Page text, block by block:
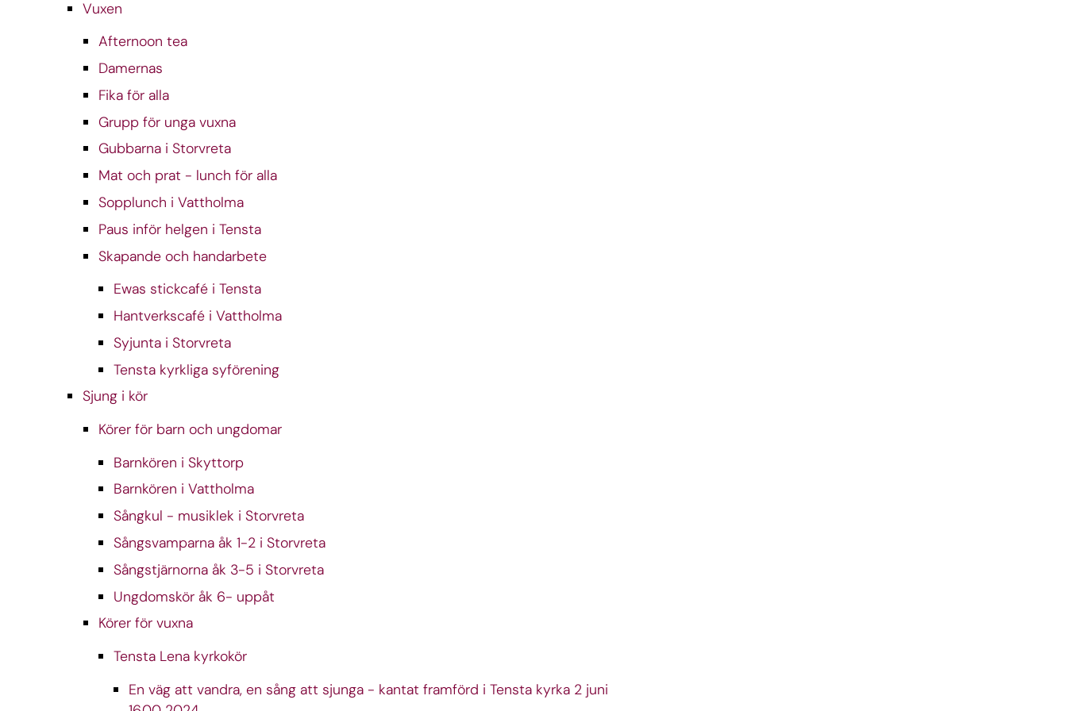
Vuxen
Afternoon tea
Damernas
Fika för alla
Grupp för unga vuxna
Gubbarna i Storvreta
Mat och prat - lunch för alla
Sopplunch i Vattholma
Paus inför helgen i Tensta
Skapande och handarbete
Ewas stickcafé i Tensta
Hantverkscafé i Vattholma
Syjunta i Storvreta
Tensta kyrkliga syförening
Sjung i kör
Körer för barn och ungdomar
Barnkören i Skyttorp
Barnkören i Vattholma
Sångkul - musiklek i Storvreta
Sångsvamparna åk 1-2 i Storvreta
Sångstjärnorna åk 3-5 i Storvreta
Ungdomskör åk 6- uppåt
Körer för vuxna
Tensta Lena kyrkokör
En väg att vandra, en sång att sjunga - kantat framförd i Tensta kyrka 2 juni